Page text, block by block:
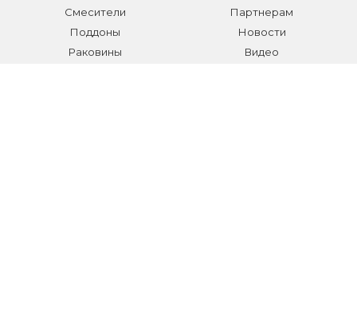
Смесители
Поддоны
Раковины
Партнерам
Новости
Видео